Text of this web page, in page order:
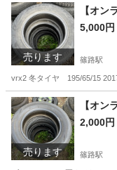
北海道 石狩市 篠路駅
売ります
【オ
5,000円
篠路駅
vrx2 冬タイヤ 195/65/15
北海道 石狩市 篠路駅
売ります
【オ
2,000円
篠路駅